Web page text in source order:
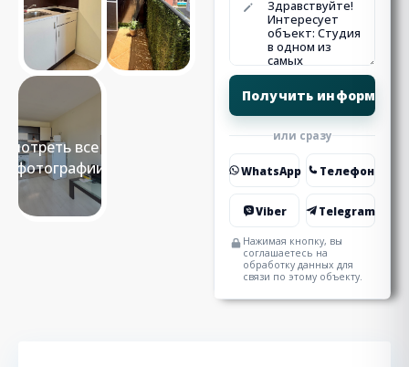
Смотреть все 10
фотографии
или сразу
WhatsApp Телефон
Viber Telegram
Нажимая кнопку, вы
соглашаетесь на
обработку данных для
связи по этому объекту.